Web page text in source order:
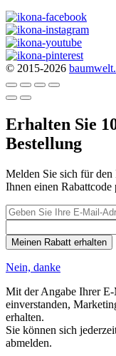
© 2015-2026
Erhalten Sie
Bestellung
Melden Sie sich für
Ihnen einen
Meinen Rabatt erhalten
Nein, danke
Mit der Angabe Ihrer
einverstanden,
erhalten.
Sie können sich
abmelden.